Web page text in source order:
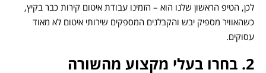
לכן, הטיפ הראשון שלנו הוא – הזמינו עבודת איטום קירות כבר בקיץ,
כשהאוויר מספיק יבש והקבלנים המספקים שירותי איטום לא מאוד
עסוקים.
2. בחרו בעלי מקצוע מהשורה